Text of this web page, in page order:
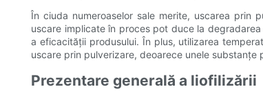
În ciuda numeroaselor sale merite, uscarea prin
uscare implicate în proces pot duce la
a eficacității produsului. În plus, utilizarea
uscare prin pulverizare, deoarece unele
Prezentare generală a liofilizării